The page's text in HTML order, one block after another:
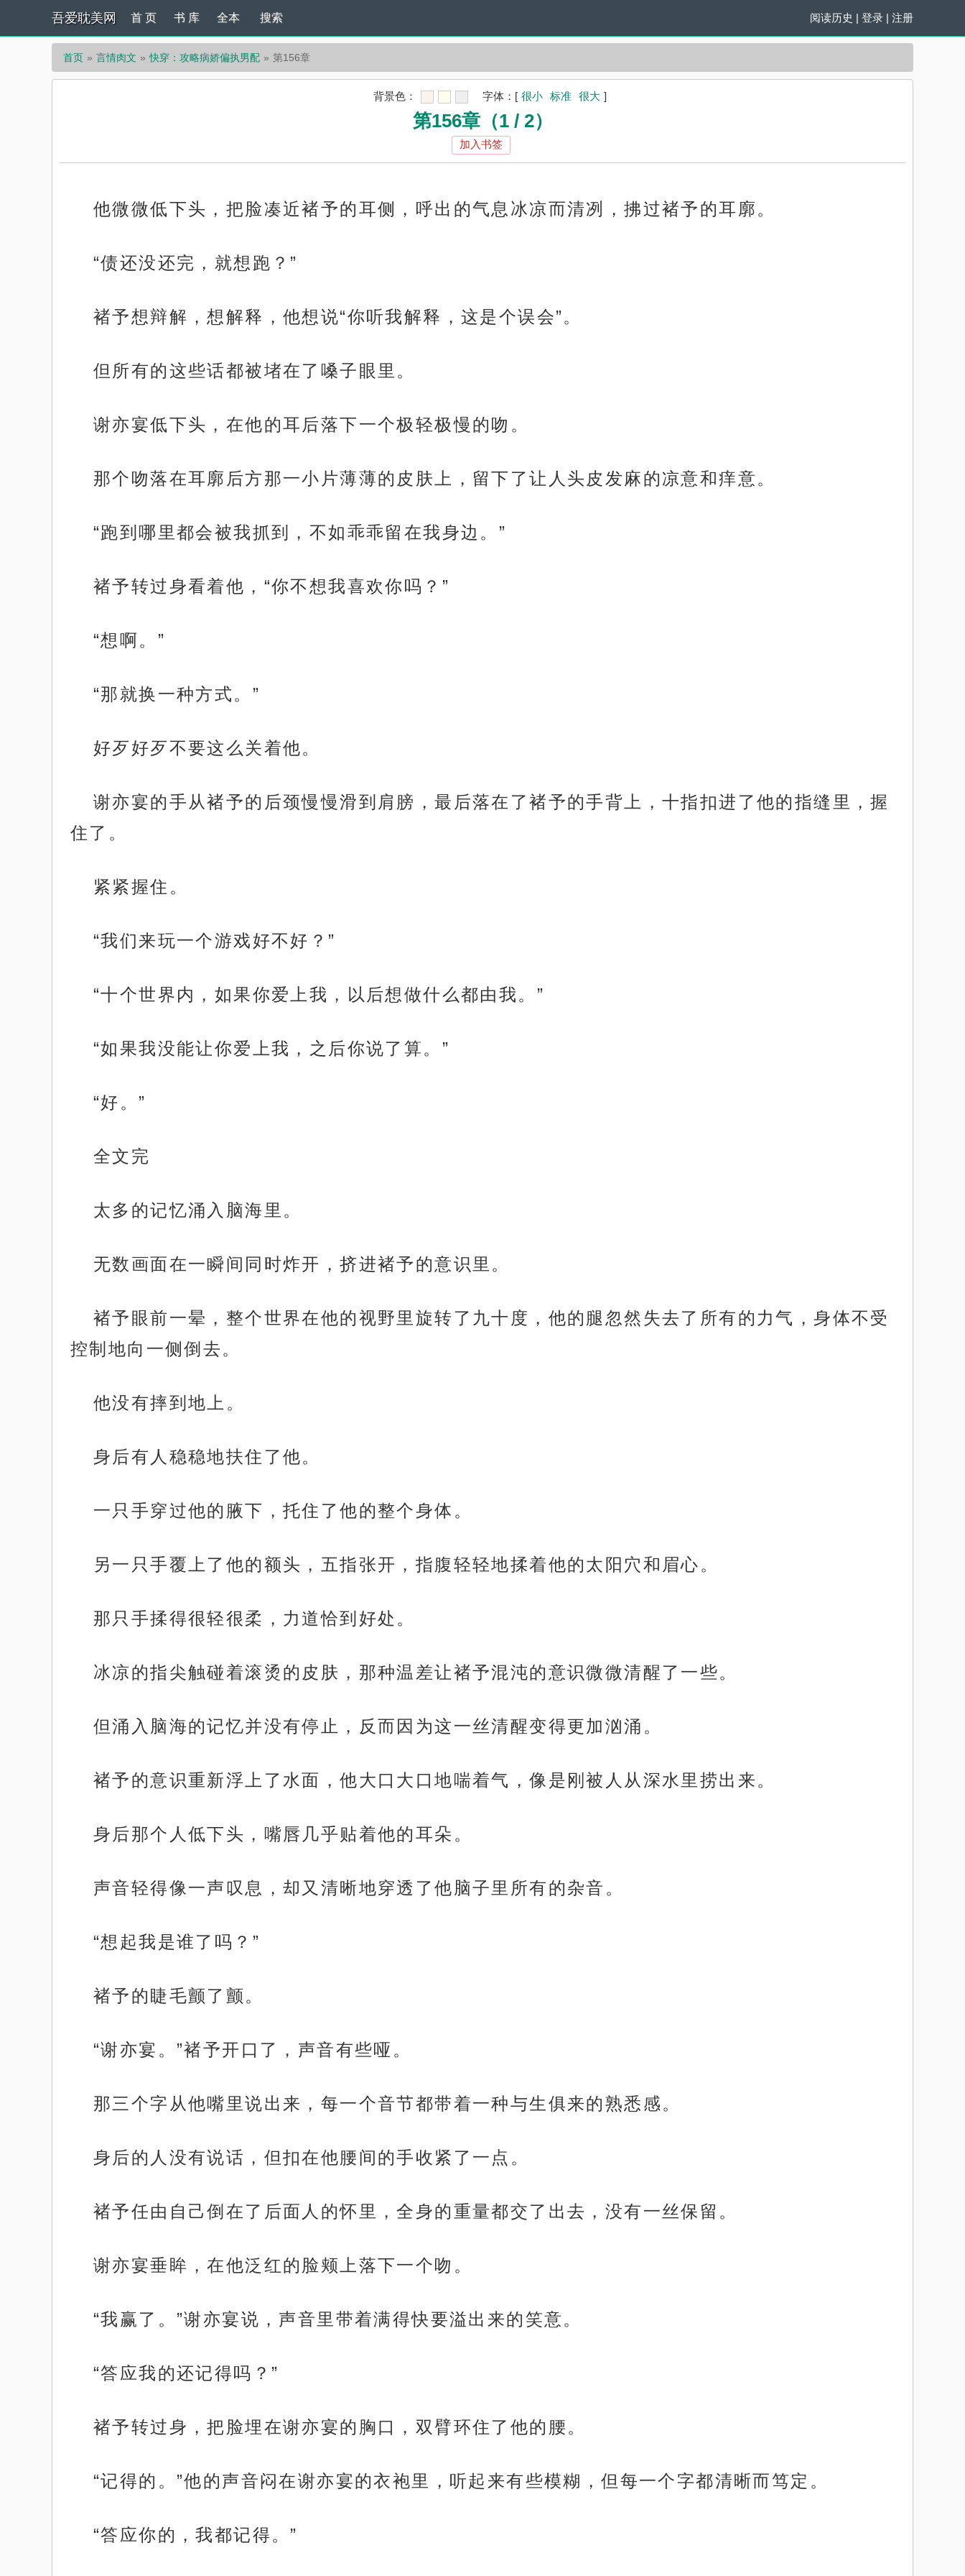
吾爱耽美网 阅读历史 | 登录 | 注册
首 页 书 库 全本 搜索
首页 言情肉文 快穿：攻略病娇偏执男配 第156章
背景色： 字体： [ 很小 标准 很大 ]
第156章（1 / 2）
加入书签
他微微低下头，把脸凑近褚予的耳侧，呼出的气息冰凉而清冽，拂过褚予的耳廓。
“债还没还完，就想跑？”
褚予想辩解，想解释，他想说“你听我解释，这是个误会”。
但所有的这些话都被堵在了嗓子眼里。
谢亦宴低下头，在他的耳后落下一个极轻极慢的吻。
那个吻落在耳廓后方那一小片薄薄的皮肤上，留下了让人头皮发麻的凉意和痒意。
“跑到哪里都会被我抓到，不如乖乖留在我身边。”
褚予转过身看着他，“你不想我喜欢你吗？”
“想啊。”
“那就换一种方式。”
好歹好歹不要这么关着他。
谢亦宴的手从褚予的后颈慢慢滑到肩膀，最后落在了褚予的手背上，十指扣进了他的指缝里，握
住了。
紧紧握住。
“我们来玩一个游戏好不好？”
“十个世界内，如果你爱上我，以后想做什么都由我。”
“如果我没能让你爱上我，之后你说了算。”
“好。”
全文完
太多的记忆涌入脑海里。
无数画面在一瞬间同时炸开，挤进褚予的意识里。
褚予眼前一晕，整个世界在他的视野里旋转了九十度，他的腿忽然失去了所有的力气，身体不受
控制地向一侧倒去。
他没有摔到地上。
身后有人稳稳地扶住了他。
一只手穿过他的腋下，托住了他的整个身体。
另一只手覆上了他的额头，五指张开，指腹轻轻地揉着他的太阳穴和眉心。
那只手揉得很轻很柔，力道恰到好处。
冰凉的指尖触碰着滚烫的皮肤，那种温差让褚予混沌的意识微微清醒了一些。
但涌入脑海的记忆并没有停止，反而因为这一丝清醒变得更加汹涌。
褚予的意识重新浮上了水面，他大口大口地喘着气，像是刚被人从深水里捞出来。
身后那个人低下头，嘴唇几乎贴着他的耳朵。
声音轻得像一声叹息，却又清晰地穿透了他脑子里所有的杂音。
“想起我是谁了吗？”
褚予的睫毛颤了颤。
“谢亦宴。”褚予开口了，声音有些哑。
那三个字从他嘴里说出来，每一个音节都带着一种与生俱来的熟悉感。
身后的人没有说话，但扣在他腰间的手收紧了一点。
褚予任由自己倒在了后面人的怀里，全身的重量都交了出去，没有一丝保留。
谢亦宴垂眸，在他泛红的脸颊上落下一个吻。
“我赢了。”谢亦宴说，声音里带着满得快要溢出来的笑意。
“答应我的还记得吗？”
褚予转过身，把脸埋在谢亦宴的胸口，双臂环住了他的腰。
“记得的。”他的声音闷在谢亦宴的衣袍里，听起来有些模糊，但每一个字都清晰而笃定。
“答应你的，我都记得。”